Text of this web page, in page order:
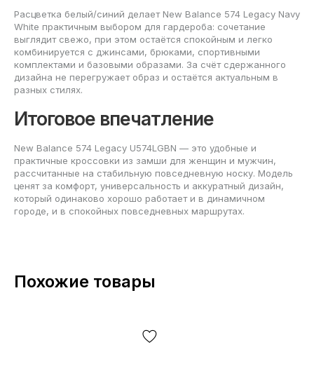
Расцветка белый/синий делает New Balance 574 Legacy Navy
White практичным выбором для гардероба: сочетание
выглядит свежо, при этом остаётся спокойным и легко
комбинируется с джинсами, брюками, спортивными
комплектами и базовыми образами. За счёт сдержанного
дизайна не перегружает образ и остаётся актуальным в
разных стилях.
Итоговое впечатление
New Balance 574 Legacy U574LGBN — это удобные и
практичные кроссовки из замши для женщин и мужчин,
рассчитанные на стабильную повседневную носку. Модель
ценят за комфорт, универсальность и аккуратный дизайн,
который одинаково хорошо работает и в динамичном
городе, и в спокойных повседневных маршрутах.
Похожие товары